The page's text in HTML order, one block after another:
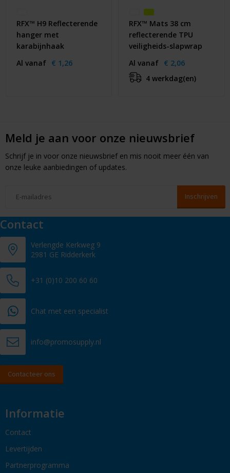
RFX™ H9 Reflecterende
hanger met
karabijnhaak
Al vanaf € 1,26
RFX™ Mats 38 cm
reflecterende TPU
veiligheids-slapwrap
Al vanaf € 2,06
4 werkdag(en)
Meld je aan voor onze nieuwsbrief
Schrijf je in voor onze nieuwsbrief en mis nooit meer één van
onze leuke aanbiedingen of updates.
Contact
Verlengde Kerkweg 9
2981 GE Ridderkerk
+31 (0)10 200 60 60
Chat met een specialist
info@promosupply.nl
Contacteer ons
Informatie
Contact
Levertijden
Partnerprogramma